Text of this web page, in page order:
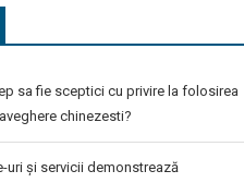
sa fie sceptici cu privire la folosirea
chinezesti?
uri și servicii demonstrează